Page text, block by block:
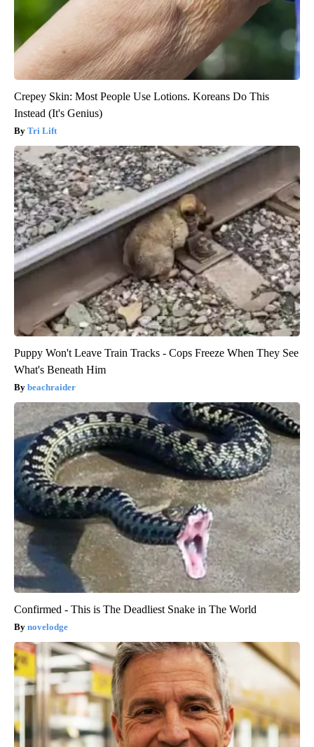
Crepey Skin: Most People Use Lotions. Koreans Do This
Instead (It's Genius)
Tri Lift
Puppy Won't Leave Train Tracks - Cops Freeze When They See
What's Beneath Him
beachraider
Confirmed - This is The Deadliest Snake in The World
novelodge